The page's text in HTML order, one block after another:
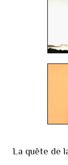
La quête de